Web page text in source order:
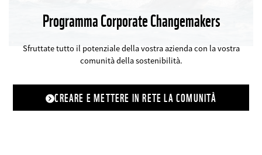
Programma Corporate Changemakers
Sfruttate tutto il potenziale della vostra azienda con la vostra
comunità della sostenibilità.
CREARE E METTERE IN RETE LA COMUNITÀ